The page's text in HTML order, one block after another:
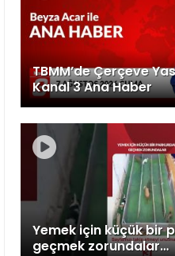
TBMM’de Çerçeve
Kanal 3 Ana Haber
Yemek için küçük bir
geçmek zorundalar…